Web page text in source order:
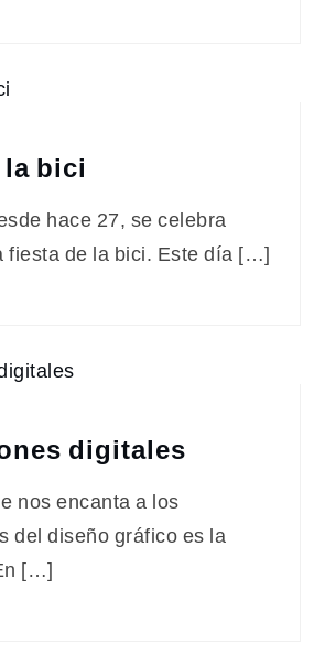
bici
hace 27, se celebra
fiesta de la bici. Este día […]
digitales
nos encanta a los
del diseño gráfico es la
[…]